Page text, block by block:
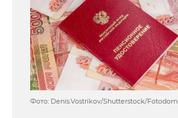
Фото: Denis.Vostrikov/Shutterstock/Fotodom